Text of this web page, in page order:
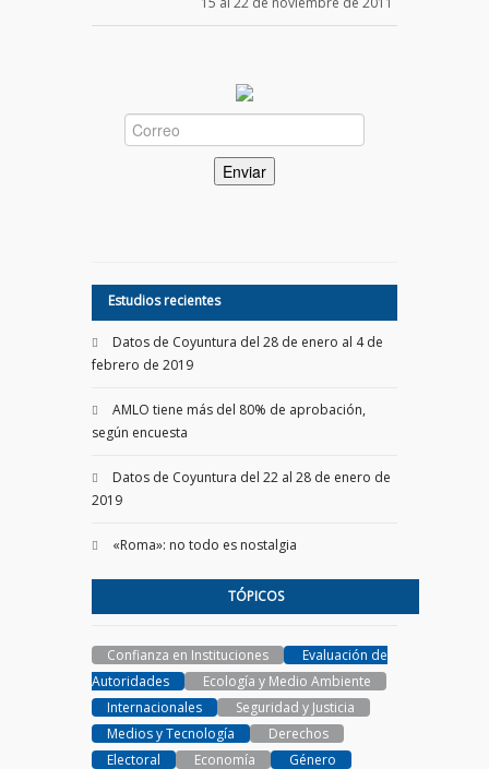
Estudios recientes
Datos de Coyuntura del 28 de enero al 4 de
febrero de 2019
AMLO tiene más del 80% de aprobación,
según encuesta
Datos de Coyuntura del 22 al 28 de enero de
2019
«Roma»: no todo es nostalgia
TÓPICOS
Confianza en Instituciones
Evaluación de
Autoridades
Ecología y Medio Ambiente
Internacionales
Seguridad y Justicia
Medios y Tecnología
Derechos
Electoral
Economía Género